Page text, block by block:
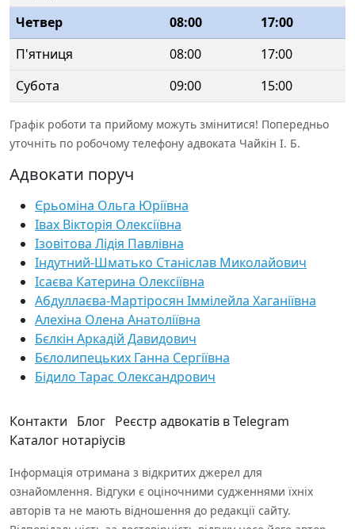
Четвер
08:00
17:00
П'ятниця
08:00
17:00
Субота
09:00 15:00
Графік роботи та прийому можуть змінитися! Попередньо
уточніть по робочому телефону адвоката Чайкін І. Б.
Адвокати поруч
Єрьоміна Ольга Юріївна
Івах Вікторія Олексіївна
Ізовітова Лідія Павлівна
Індутний-Шматько Станіслав Миколайович
Ісаєва Катерина Олексіївна
Абдуллаєва-Мартіросян Іммілейла Хаганіївна
Алехіна Олена Анатоліївна
Бєлкін Аркадій Давидович
Бєлолипецьких Ганна Сергіївна
Бідило Тарас Олександрович
Контакти Блог Реєстр адвокатів в Telegram
Каталог нотаріусів
Інформація отримана з відкритих джерел для
ознайомлення. Відгуки є оціночними судженнями їхніх
авторів та не мають відношення до редакції сайту.